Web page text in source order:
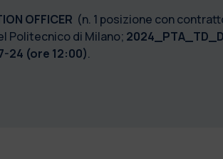
OFFICER (n. 1 posizione con
Politecnico di Milano;
24 (ore 12:00).